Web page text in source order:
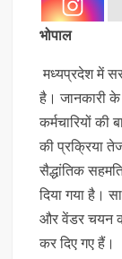
भोपाल
मध्यप्रदेश में
है। जानकारी
कर्मचारियों
की प्रक्रिया
सैद्धांतिक
दिया गया है।
और वेंडर चयन
कर दिए गए हैं।